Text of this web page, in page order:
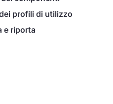
profili di utilizzo
e riporta